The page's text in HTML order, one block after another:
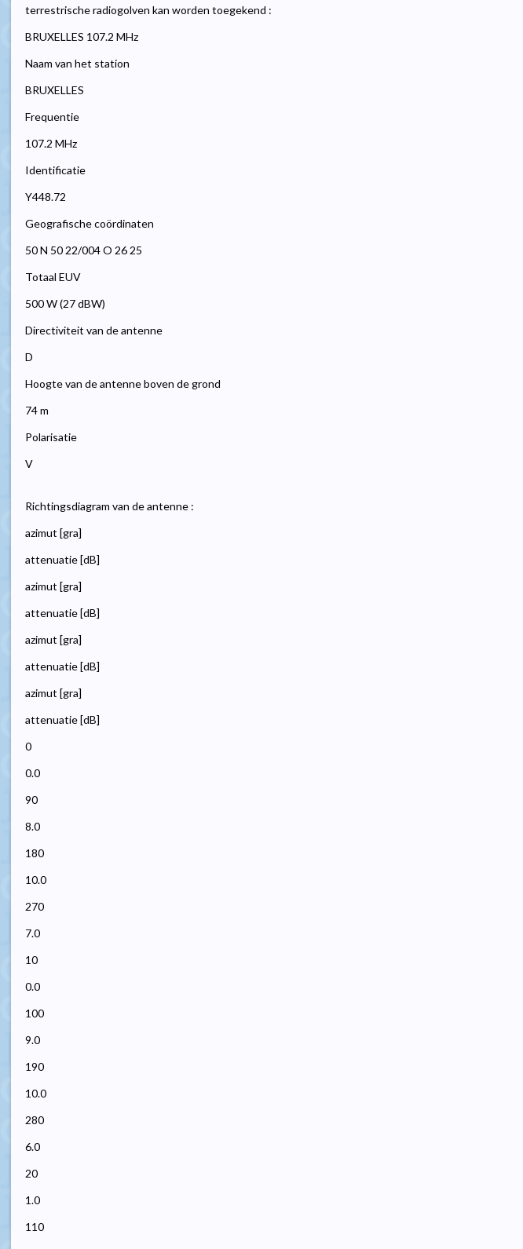
terrestrische radiogolven kan worden toegekend :
BRUXELLES 107.2 MHz
Naam van het station
BRUXELLES
Frequentie
107.2 MHz
Identificatie
Y448.72
Geografische coördinaten
50 N 50 22/004 O 26 25
Totaal EUV
500 W (27 dBW)
Directiviteit van de antenne
D
Hoogte van de antenne boven de grond
74 m
Polarisatie
V
Richtingsdiagram van de antenne :
azimut [gra]
attenuatie [dB]
azimut [gra]
attenuatie [dB]
azimut [gra]
attenuatie [dB]
azimut [gra]
attenuatie [dB]
0
0.0
90
8.0
180
10.0
270
7.0
10
0.0
100
9.0
190
10.0
280
6.0
20
1.0
110